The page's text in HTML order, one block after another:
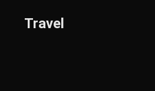
Travel